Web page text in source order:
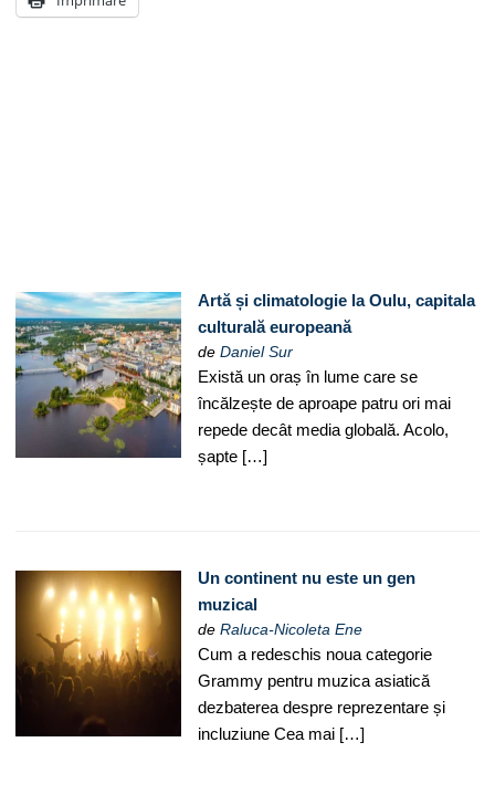
Artă și climatologie la Oulu, capitala
culturală europeană
deDaniel Sur
Există un oraș în lume care se
încălzește de aproape patru ori mai
repede decât media globală. Acolo,
șapte […]
Un continent nu este un gen
muzical
deRaluca-Nicoleta Ene
Cum a redeschis noua categorie
Grammy pentru muzica asiatică
dezbaterea despre reprezentare și
incluziune Cea mai […]